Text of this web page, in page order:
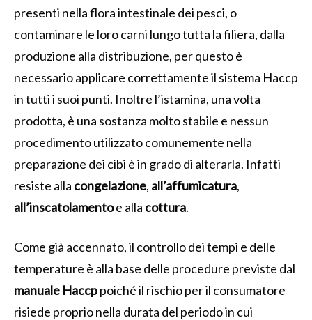
presenti nella flora intestinale dei pesci, o
contaminare le loro carni lungo tutta la filiera, dalla
produzione alla distribuzione, per questo è
necessario applicare correttamente il sistema Haccp
in tutti i suoi punti. Inoltre l’istamina, una volta
prodotta, è una sostanza molto stabile e nessun
procedimento utilizzato comunemente nella
preparazione dei cibi è in grado di alterarla. Infatti
resiste alla congelazione, all’affumicatura,
all’inscatolamentoe alla cottura.
Come già accennato, il controllo dei tempi e delle
temperature è alla base delle procedure previste dal
manuale Haccppoiché il rischio per il consumatore
risiede proprio nella durata del periodo in cui